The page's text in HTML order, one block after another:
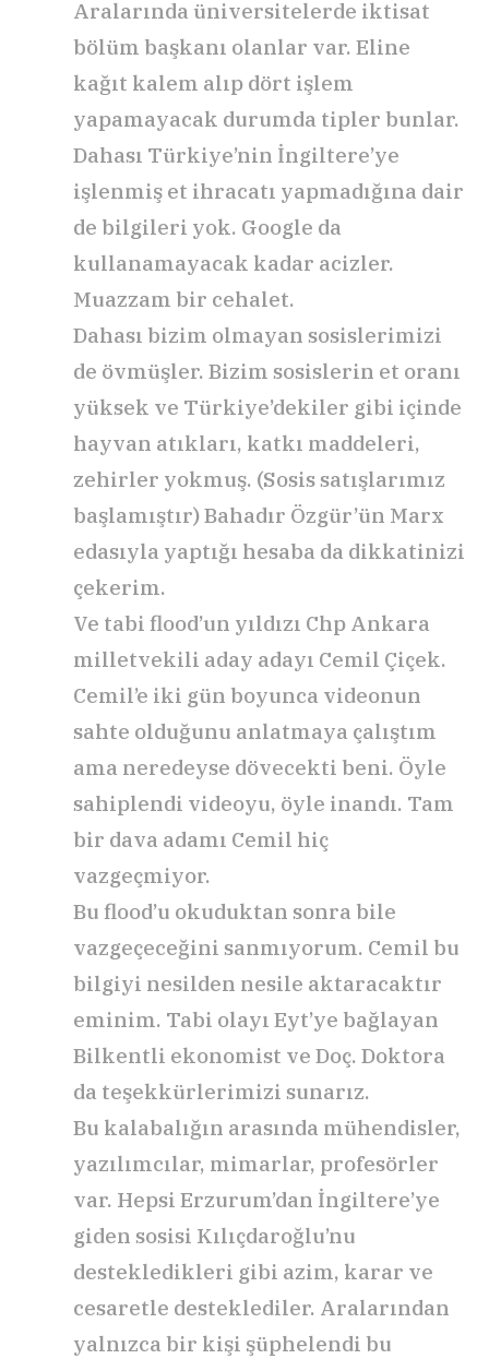
Aralarında üniversitelerde iktisat
bölüm başkanı olanlar var. Eline
kağıt kalem alıp dört işlem
yapamayacak durumda tipler bunlar.
Dahası Türkiye’nin İngiltere’ye
işlenmiş et ihracatı yapmadığına dair
de bilgileri yok. Google da
kullanamayacak kadar acizler.
Muazzam bir cehalet.
Dahası bizim olmayan sosislerimizi
de övmüşler. Bizim sosislerin et oranı
yüksek ve Türkiye’dekiler gibi içinde
hayvan atıkları, katkı maddeleri,
zehirler yokmuş. (Sosis satışlarımız
başlamıştır) Bahadır Özgür’ün Marx
edasıyla yaptığı hesaba da dikkatinizi
çekerim.
Ve tabi flood’un yıldızı Chp Ankara
milletvekili aday adayı Cemil Çiçek.
Cemil’e iki gün boyunca videonun
sahte olduğunu anlatmaya çalıştım
ama neredeyse dövecekti beni. Öyle
sahiplendi videoyu, öyle inandı. Tam
bir dava adamı Cemil hiç
vazgeçmiyor.
Bu flood’u okuduktan sonra bile
vazgeçeceğini sanmıyorum. Cemil bu
bilgiyi nesilden nesile aktaracaktır
eminim. Tabi olayı Eyt’ye bağlayan
Bilkentli ekonomist ve Doç. Doktora
da teşekkürlerimizi sunarız.
Bu kalabalığın arasında mühendisler,
yazılımcılar, mimarlar, profesörler
var. Hepsi Erzurum’dan İngiltere’ye
giden sosisi Kılıçdaroğlu’nu
destekledikleri gibi azim, karar ve
cesaretle desteklediler. Aralarından
yalnızca bir kişi şüphelendi bu